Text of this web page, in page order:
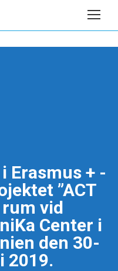
Erasmus + -
”ACT
rum vid
Center i
den 30-
2019.